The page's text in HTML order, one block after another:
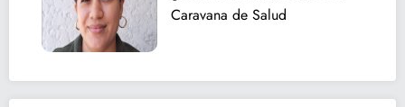
Caravana de Salud